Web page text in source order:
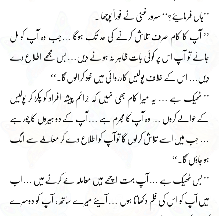
’’ہاں فرمایئے؟‘‘ سرور غنی نے فوراً پوچھا ۔
’’ آپ کا کام صرف تلاش کرنے کی حد تک ہوگا …جب وہ آپ کو مل
جائے تو آپ اس پر کوئی بات ظاہر نہ ہو نے دیں… بس مجھے اطلاع دے
دیں… اس کے خلاف پولیس کارروائی میں خود کرالوں گا۔‘‘
’’ ٹھیک ہے … یہ میرا کام بھی نہیں کہ جرائم پیشہ افراد کو پکڑ کر پولیس
کے حوالے کروں … وہ آپ کا مجرم ہے … آپ کے دو ہیروں کا چور ہے
… جب میں اسے تلاش کرلوں گا تو آپ کو اطلاع دے کر معاملے سے الگ
ہو جاؤں گا۔‘‘
’’ بس ٹھیک ہے … آپ بہت اچھے ہیں معاملہ طے کرنے میں … اب
میں آپ کو اس کی فلم دکھاتا ہوں … آیئے میرے ساتھ ، آپ کو دوسرے